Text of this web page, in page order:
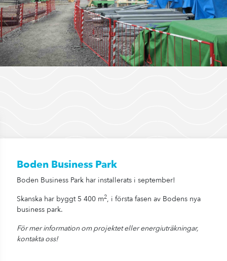
Boden Business Park
Boden Business Park har installerats i september!
Skanska har byggt 5 400 m2, i första fasen av Bodens nya
business park.
För mer information om projektet eller energiuträkningar,
kontakta oss!